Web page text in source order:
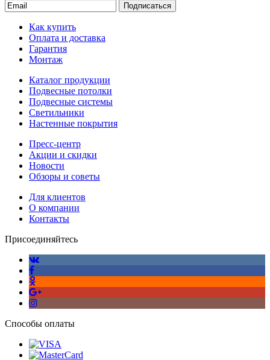
Подписаться
Как купить
Оплата и доставка
Гарантия
Монтаж
Каталог продукции
Подвесные потолки
Подвесные системы
Светильники
Настенные покрытия
Пресс-центр
Акции и скидки
Новости
Обзоры и советы
Для клиентов
О компании
Контакты
Присоединяйтесь
Способы оплаты